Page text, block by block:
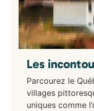
Les
Parcourez le
villages
uniques comme